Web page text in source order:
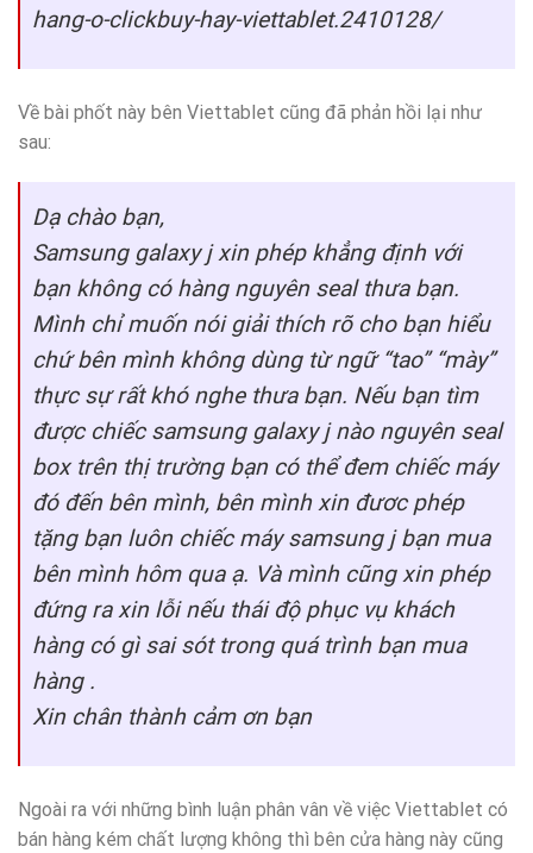
hang-o-clickbuy-hay-viettablet.2410128/
Về bài phốt này bên Viettablet cũng đã phản hồi lại như
sau:
Dạ chào bạn,
Samsung galaxy j xin phép khẳng định với
bạn không có hàng nguyên seal thưa bạn.
Mình chỉ muốn nói giải thích rõ cho bạn hiểu
chứ bên mình không dùng từ ngữ “tao” “mày”
thực sự rất khó nghe thưa bạn. Nếu bạn tìm
được chiếc samsung galaxy j nào nguyên seal
box trên thị trường bạn có thể đem chiếc máy
đó đến bên mình, bên mình xin đươc phép
tặng bạn luôn chiếc máy samsung j bạn mua
bên mình hôm qua ạ. Và mình cũng xin phép
đứng ra xin lỗi nếu thái độ phục vụ khách
hàng có gì sai sót trong quá trình bạn mua
hàng .
Xin chân thành cảm ơn bạn
Ngoài ra với những bình luận phân vân về việc Viettablet có
bán hàng kém chất lượng không thì bên cửa hàng này cũng